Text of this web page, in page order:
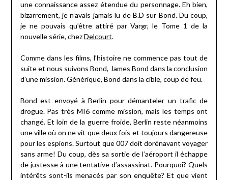
une connaissance assez étendue du personnage. Eh bien,
bizarrement, je n’avais jamais lu de B.D sur Bond. Du coup,
je ne pouvais qu’être attiré par Vargr, le Tome 1 de la
nouvelle série, chezDelcourt.
Comme dans les films, l’histoire ne commence pas tout de
suite et nous suivons Bond, James Bond dans la conclusion
d’une mission. Générique, Bond dans la cible, coup de feu.
Bond est envoyé à Berlin pour démanteler un trafic de
drogue. Pas très MI6 comme mission, mais les temps ont
changé. Et loin de la guerre froide, Berlin reste néanmoins
une ville où on ne vit que deux fois et toujours dangereuse
pour les espions. Surtout que 007 doit dorénavant voyager
sans arme! Du coup, dès sa sortie de l’aéroport il échappe
de justesse à une tentative d’assassinat. Pourquoi? Quels
intérêts sont-ils menacés par son enquête? Et que vient